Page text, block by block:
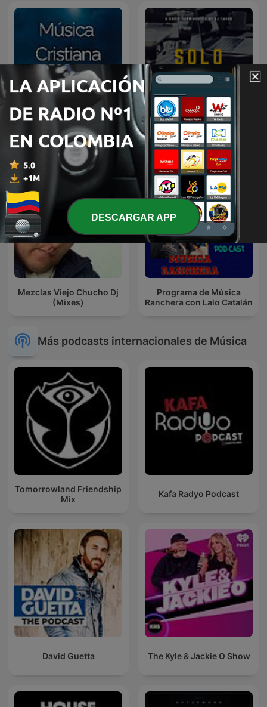
Música Cristiana Solo Salsa
Mezclas Viejo Chucho Dj
(Mixes)
Programa de Música
Ranchera con Lalo Catalán
Más podcasts internacionales de Música
Tomorrowland Friendship
Mix
Kafa Radyo Podcast
David Guetta The Kyle & Jackie O Show
DESCARGAR APP